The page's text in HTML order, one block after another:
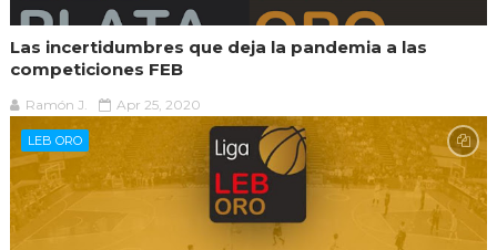
Las incertidumbres que deja la pandemia a las
competiciones FEB
Ramón J. Apr 25, 2020
LEB ORO